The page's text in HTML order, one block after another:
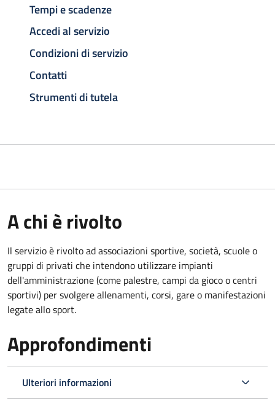
Tempi e scadenze
Accedi al servizio
Condizioni di servizio
Contatti
Strumenti di tutela
A chi è rivolto
Il servizio è rivolto ad associazioni sportive, società, scuole o
gruppi di privati che intendono utilizzare impianti
dell'amministrazione (come palestre, campi da gioco o centri
sportivi) per svolgere allenamenti, corsi, gare o manifestazioni
legate allo sport.
Approfondimenti
Ulteriori informazioni